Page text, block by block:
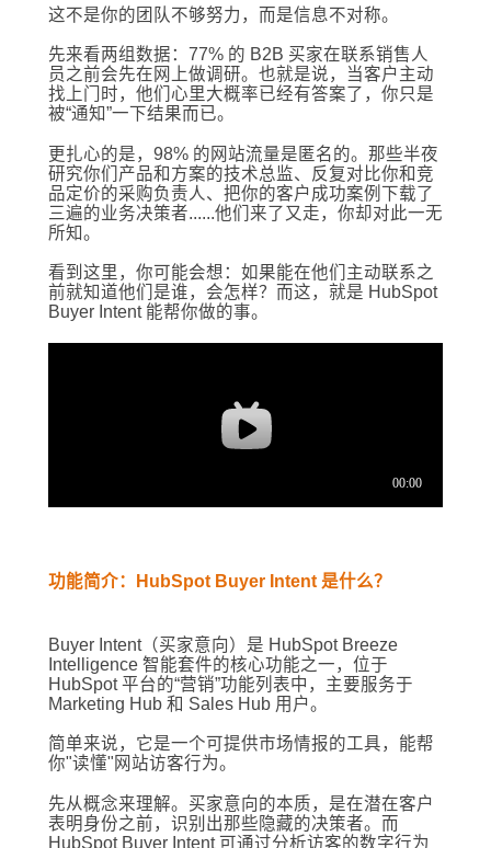
这不是你的团队不够努力，而是信息不对称。
先来看两组数据：77% 的 B2B 买家在联系销售人
员之前会先在网上做调研。也就是说，当客户主动
找上门时，他们心里大概率已经有答案了，你只是
被“通知”一下结果而已。
更扎心的是，98% 的网站流量是匿名的。那些半夜
研究你们产品和方案的技术总监、反复对比你和竞
品定价的采购负责人、把你的客户成功案例下载了
三遍的业务决策者......他们来了又走，你却对此一无
所知。
看到这里，你可能会想：如果能在他们主动联系之
前就知道他们是谁，会怎样？而这，就是 HubSpot
Buyer Intent 能帮你做的事。
功能简介：HubSpot Buyer Intent 是什么？
Buyer Intent（买家意向）是 HubSpot Breeze
Intelligence 智能套件的核心功能之一，位于
HubSpot 平台的“营销”功能列表中，主要服务于
Marketing Hub 和 Sales Hub 用户。
简单来说，它是一个可提供市场情报的工具，能帮
你"读懂"网站访客行为。
先从概念来理解。买家意向的本质，是在潜在客户
表明身份之前，识别出那些隐藏的决策者。而
HubSpot Buyer Intent 可通过分析访客的数字行为